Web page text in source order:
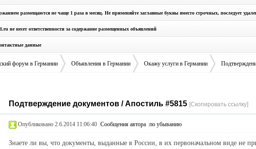
размещаются не чаще 1 раза в месяц. Не применяйте заглавные буквы вместо строчных, последует
не несет ответственности за содержание размещенных объявлений
данные
форум в Германии
›
Объявления в Германии
›
Окажу услуги в Германии
›
Подтверждение документов / Апостиль #5815 [Скопировать ссылку]
Опубликовано 2.6.2014 11:06:40 Сообщения автора по убыванию
Знаете ли вы, что документы, выданные в России, в их первоначальном виде не